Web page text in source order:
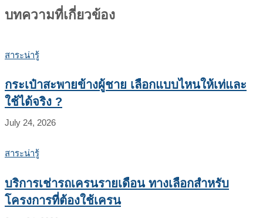
บทความที่เกี่ยวข้อง
สาระน่ารู้
กระเป๋าสะพายข้างผู้ชาย เลือกแบบไหนให้เท่และ
ใช้ได้จริง ?
July 24, 2026
สาระน่ารู้
บริการเช่ารถเครนรายเดือน ทางเลือกสำหรับ
โครงการที่ต้องใช้เครน